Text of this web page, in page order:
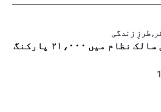
طرزِ زندگی
دبئی میں سالک نظام میں ۲۱،۰۰۰ پارکنگ